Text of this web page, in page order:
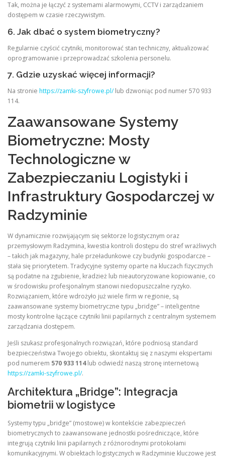
Tak, można je łączyć z systemami alarmowymi, CCTV i zarządzaniem
dostępem w czasie rzeczywistym.
6. Jak dbać o system biometryczny?
Regularnie czyścić czytniki, monitorować stan techniczny, aktualizować
oprogramowanie i przeprowadzać szkolenia personelu.
7. Gdzie uzyskać więcej informacji?
Na stronie https://zamki-szyfrowe.pl/lub dzwoniąc pod numer 570 933
114.
Zaawansowane Systemy
Biometryczne: Mosty
Technologiczne w
Zabezpieczaniu Logistyki i
Infrastruktury Gospodarczej w
Radzyminie
W dynamicznie rozwijającym się sektorze logistycznym oraz
przemysłowym Radzymina, kwestia kontroli dostępu do stref wrażliwych
– takich jak magazyny, hale przeładunkowe czy budynki gospodarcze –
stała się priorytetem. Tradycyjne systemy oparte na kluczach fizycznych
są podatne na zgubienie, kradzież lub nieautoryzowane kopiowanie, co
w środowisku profesjonalnym stanowi niedopuszczalne ryzyko.
Rozwiązaniem, które wdrożyło już wiele firm w regionie, są
zaawansowane systemy biometryczne typu „bridge” – inteligentne
mosty kontrolne łączące czytniki linii papilarnych z centralnym systemem
zarządzania dostępem.
Jeśli szukasz profesjonalnych rozwiązań, które podniosą standard
bezpieczeństwa Twojego obiektu, skontaktuj się z naszymi ekspertami
pod numerem 570 933 114lub odwiedź naszą stronę internetową
https://zamki-szyfrowe.pl/.
Architektura „Bridge”: Integracja
biometrii w logistyce
Systemy typu „bridge” (mostowe) w kontekście zabezpieczeń
biometrycznych to zaawansowane jednostki pośredniczące, które
integrują czytniki linii papilarnych z różnorodnymi protokołami
komunikacyjnymi. W obiektach logistycznych w Radzyminie kluczowe jest